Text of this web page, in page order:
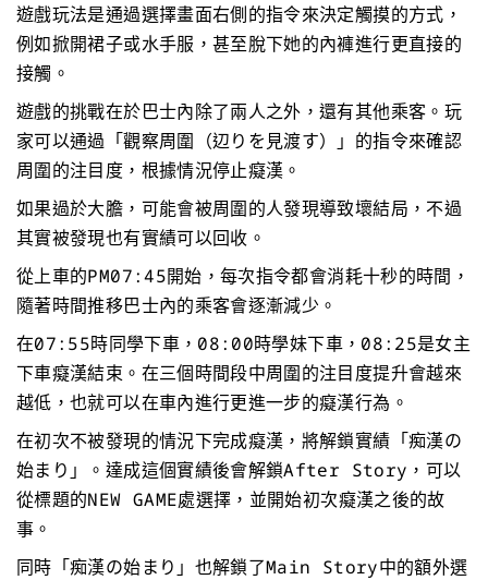
遊戲玩法是通過選擇畫面右側的指令來決定觸摸的方式，
例如掀開裙子或水手服，甚至脫下她的內褲進行更直接的
接觸。
遊戲的挑戰在於巴士內除了兩人之外，還有其他乘客。玩
家可以通過「觀察周圍（辺りを見渡す）」的指令來確認
周圍的注目度，根據情況停止癡漢。
如果過於大膽，可能會被周圍的人發現導致壞結局，不過
其實被發現也有實績可以回收。
從上車的PM07:45開始，每次指令都會消耗十秒的時間，
隨著時間推移巴士內的乘客會逐漸減少。
在07:55時同學下車，08:00時學妹下車，08:25是女主
下車癡漢結束。在三個時間段中周圍的注目度提升會越來
越低，也就可以在車內進行更進一步的癡漢行為。
在初次不被發現的情況下完成癡漢，將解鎖實績「痴漢の
始まり」。達成這個實績後會解鎖After Story，可以
從標題的NEW GAME處選擇，並開始初次癡漢之後的故
事。
同時「痴漢の始まり」也解鎖了Main Story中的額外選